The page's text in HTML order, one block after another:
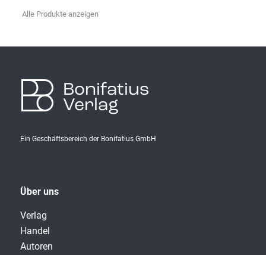
Alle Produkte anzeigen
Bonifatius
Verlag
Ein Geschäftsbereich der Bonifatius GmbH
Über uns
Verlag
Handel
Autoren